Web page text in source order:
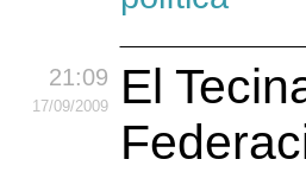
21:09
17/09/2009
El